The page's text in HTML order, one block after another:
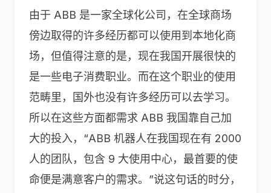
由于 ABB 是一家全球化公司，在全球商场
傍边取得的许多经历都可以使用到本地化商
场，但值得注意的是，现在我国开展很快的
是一些电子消费职业。而在这个职业的使用
范畴里，国外也没有许多经历可以去学习。
所以在这些方面都需求 ABB 我国靠自己加
大的投入，“ABB 机器人在我国现在有 2000
人的团队，包含 9 大使用中心，最首要的使
命便是满意客户的需求。”说这句话的时分，